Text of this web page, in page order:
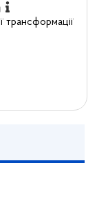
трансформації